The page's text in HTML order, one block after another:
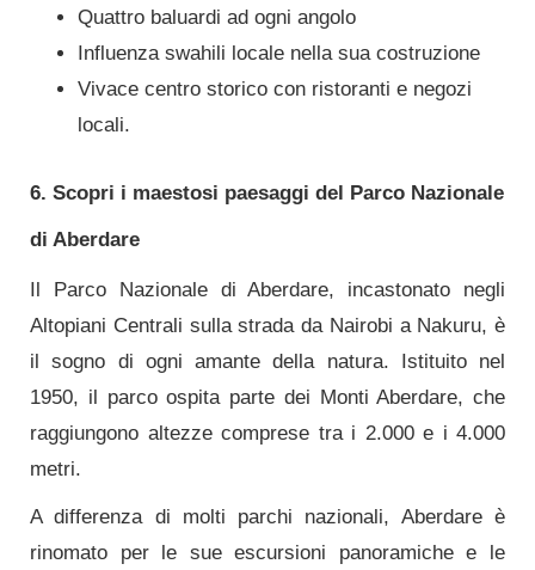
Quattro baluardi ad ogni angolo
Influenza swahili locale nella sua costruzione
Vivace centro storico con ristoranti e negozi
locali.
6. Scopri i maestosi paesaggi del Parco Nazionale
di Aberdare
Il Parco Nazionale di Aberdare, incastonato negli
Altopiani Centrali sulla strada da Nairobi a Nakuru, è
il sogno di ogni amante della natura. Istituito nel
1950, il parco ospita parte dei Monti Aberdare, che
raggiungono altezze comprese tra i 2.000 e i 4.000
metri.
A differenza di molti parchi nazionali, Aberdare è
rinomato per le sue escursioni panoramiche e le